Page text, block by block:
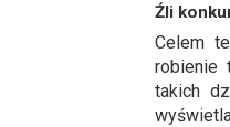
Źli
Celem
robienie
takich